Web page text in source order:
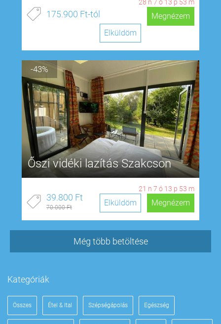
28 n 7 ó 13 p 53 m
175.900 Ft-tól
Megnézem
Elküldöm
-43%
Őszi vidéki lazítás Szakcson
21 n 7 ó 13 p 53 m
39.800 Ft
70.000 Ft Megnézem
Elküldöm
Még több betöltése
Kategóriák
Összes Étel & Ital Szépségápolás Egészség